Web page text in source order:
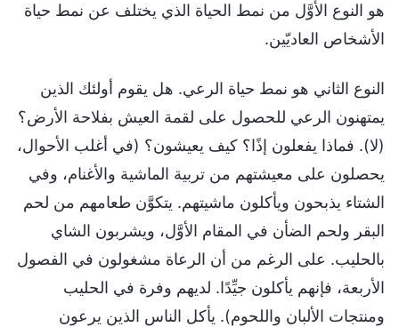
هو النوع الأوَّل من نمط الحياة الذي يختلف عن نمط حياة
الأشخاص العاديّين.
النوع الثاني هو نمط حياة الرعي. هل يقوم أولئك الذين
يمتهنون الرعي للحصول على لقمة العيش بفلاحة الأرض؟
(لا). فماذا يفعلون إذًا؟ كيف يعيشون؟ (في أغلب الأحوال،
يحصلون على معيشتهم من تربية الماشية والأغنام، وفي
الشتاء يذبحون ويأكلون ماشيتهم. يتكوَّن طعامهم من لحم
البقر ولحم الضأن في المقام الأوَّل، ويشربون الشاي
بالحليب. على الرغم من أن الرعاة مشغولون في الفصول
الأربعة، فإنهم يأكلون جيِّدًا. لديهم وفرة في الحليب
ومنتجات الألبان واللحوم). يأكل الناس الذين يرعون